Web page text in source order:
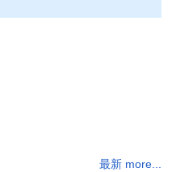
最新 more...